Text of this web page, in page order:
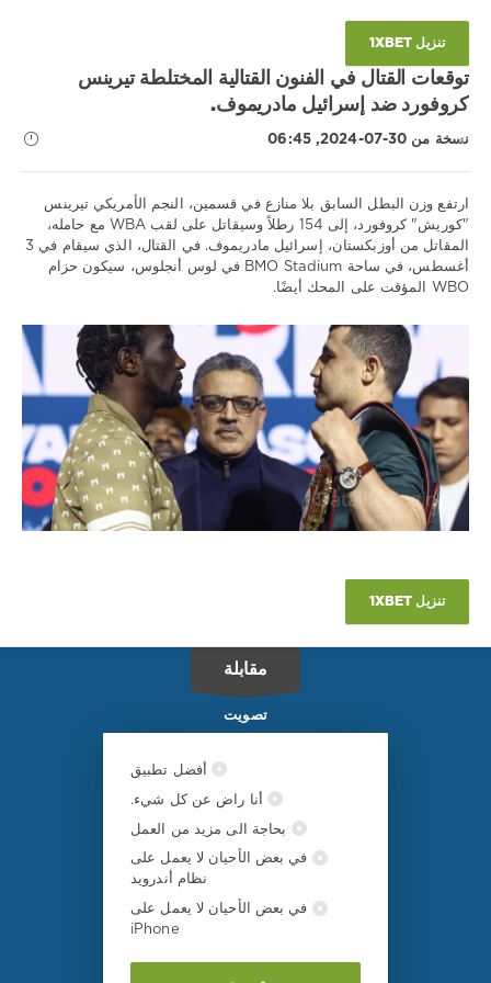
تنزيل 1XBET
توقعات القتال في الفنون القتالية المختلطة تيرينس
كروفورد ضد إسرائيل مادريموف.
نسخة من 30-07-2024, 06:45
نصائح
رياضية
/
توقعات
UFC
0
ارتفع وزن البطل السابق بلا منازع في قسمين، النجم الأمريكي تيرينس
"كوريش" كروفورد، إلى 154 رطلاً وسيقاتل على لقب WBA مع حامله،
المقاتل من أوزبكستان، إسرائيل مادريموف. في القتال، الذي سيقام في 3
أغسطس، في ساحة BMO Stadium في لوس أنجلوس، سيكون حزام
WBO المؤقت على المحك أيضًا.
تنزيل 1XBET
مقابلة
تصويت
أفضل تطبيق
أنا راض عن كل شيء.
بحاجة الى مزيد من العمل
في بعض الأحيان لا يعمل على
نظام أندرويد
في بعض الأحيان لا يعمل على
iPhone